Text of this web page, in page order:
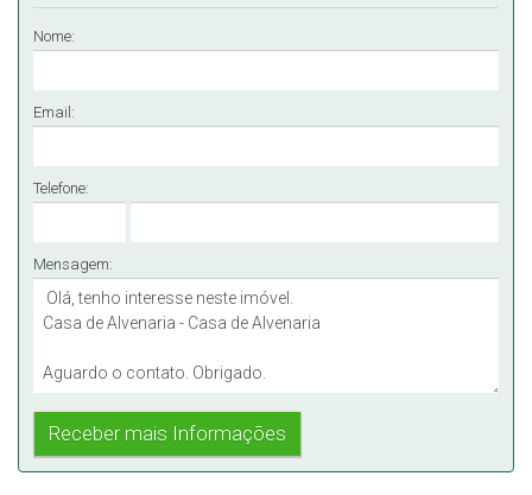
Nome:
Email:
Telefone:
Mensagem: